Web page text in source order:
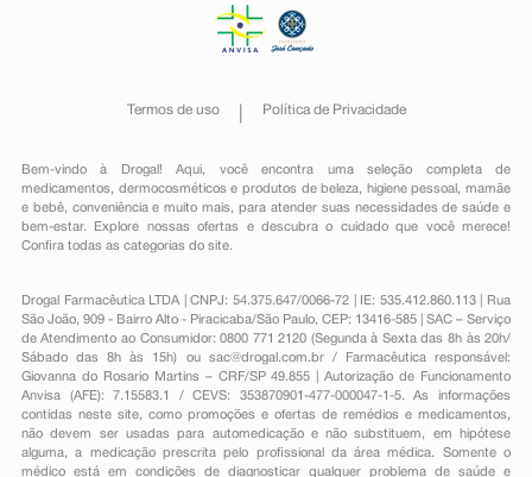
Termos de uso Política de Privacidade
Bem-vindo à Drogal! Aqui, você encontra uma seleção completa de
medicamentos , dermocosméticos e produtos de beleza, higiene pessoal ,mamãe
e bebê, conveniênciae muito mais, para atender suas necessidades de saúde e
bem-estar. Explore nossas ofertas e descubra o cuidado que você merece!
Confira todas as categorias do site.
Drogal Farmacêutica LTDA | CNPJ: 54.375.647/0066-72 | IE: 535.412.860.113 | Rua
São João, 909 - Bairro Alto - Piracicaba/São Paulo, CEP: 13416-585 | SAC – Serviço
de Atendimento ao Consumidor: 0800 771 2120 (Segunda à Sexta das 8h às 20h/
Sábado das 8h às 15h) ou sac@drogal.com.br/ Farmacêutica responsável:
Giovanna do Rosario Martins – CRF/SP 49.855 | Autorização de Funcionamento
Anvisa (AFE): 7.15583.1 / CEVS: 353870901-477-000047-1-5. As informações
contidas neste site, como promoções e ofertas de remédios e medicamentos,
não devem ser usadas para automedicação e não substituem, em hipótese
alguma, a medicação prescrita pelo profissional da área médica. Somente o
médico está em condições de diagnosticar qualquer problema de saúde e